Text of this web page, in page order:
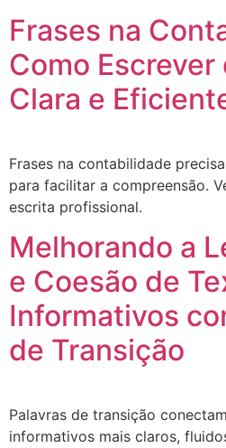
Frases na
Como Escrever
Clara e
Frases na contabilidade
para facilitar a compreensão.
escrita profissional.
Melhorando a
e Coesão de
Informativos
de Transição
Palavras de transição
informativos mais claros,